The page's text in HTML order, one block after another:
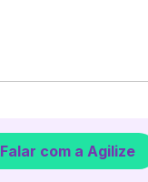
Falar com a Agilize